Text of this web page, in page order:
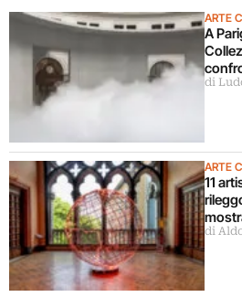
ARTE
A
in
di
ARTE
11
di